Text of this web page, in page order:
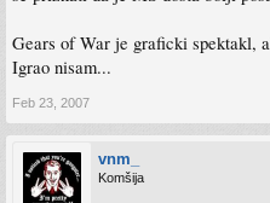
Gears of War je graficki spektakl,
Igrao nisam...
Feb 23, 2007
vnm_
Komšija